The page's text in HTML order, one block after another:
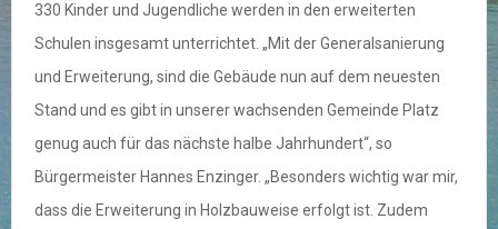
330 Kinder und Jugendliche werden in den erweiterten
Schulen insgesamt unterrichtet. „Mit der Generalsanierung
und Erweiterung, sind die Gebäude nun auf dem neuesten
Stand und es gibt in unserer wachsenden Gemeinde Platz
genug auch für das nächste halbe Jahrhundert“, so
Bürgermeister Hannes Enzinger. „Besonders wichtig war mir,
dass die Erweiterung in Holzbauweise erfolgt ist. Zudem